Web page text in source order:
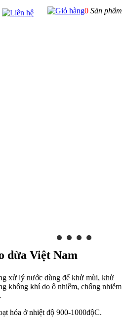
0 Sản phẩm
dừa Việt Nam
xử lý nước dùng để khử mùi, khử
không khí do ô nhiễm, chống nhiễm
hóa ở nhiệt độ 900-1000độC.